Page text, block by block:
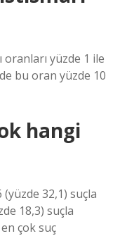
yüzde 1 ile
bu oran yüzde 10
hangi
(yüzde 32,1) suçla
18,3) suçla
çok suç